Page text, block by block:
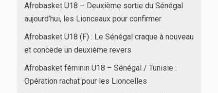
Afrobasket U18 – Deuxième sortie du Sénégal
aujourd’hui, les Lionceaux pour confirmer
Afrobasket U18 (F) : Le Sénégal craque à nouveau
et concède un deuxième revers
Afrobasket féminin U18 – Sénégal / Tunisie :
Opération rachat pour les Lioncelles